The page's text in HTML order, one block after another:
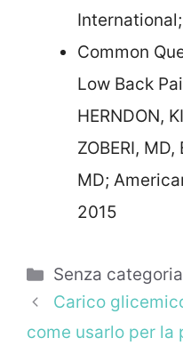
Common
Low Back
HERNDON,
ZOBERI, MD,
MD;
2015
Categorie
Senza categoria
Carico
come usarlo per la